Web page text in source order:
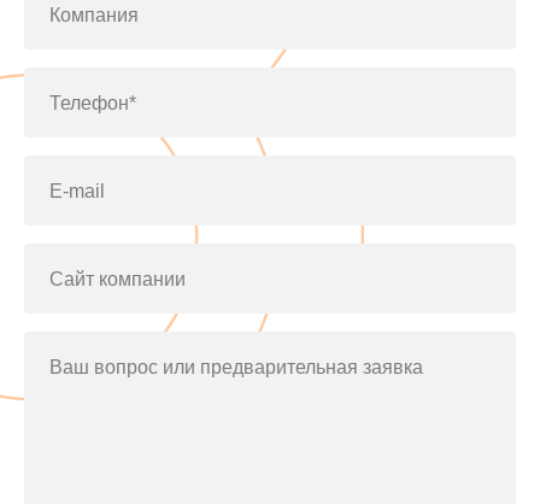
Компания
Телефон*
E-mail
Сайт компании
Ваш вопрос или предварительная заявка